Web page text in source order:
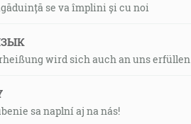
se va împlini și cu noi
wird sich auch an uns erfüllen
sa naplní aj na nás!